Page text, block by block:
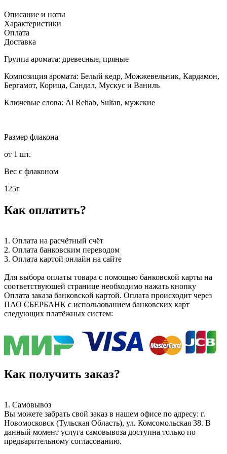
Описание и ноты
Характеристики
Оплата
Доставка
Группа аромата: древесные, пряные
Композиция аромата: Белый кедр, Можжевельник, Кардамон,
Бергамот, Корица, Сандал, Мускус и Ваниль
Ключевые слова: Al Rehab, Sultan, мужские
Размер флакона
от 1 шт.
Вес с флаконом
125г
Как оплатить?
1. Оплата на расчётный счёт
2. Оплата банковским переводом
3. Оплата картой онлайн на сайте
Для выбора оплаты товара с помощью банковской карты на
соответствующей странице необходимо нажать кнопку
Оплата заказа банковской картой. Оплата происходит через
ПАО СБЕРБАНК с использованием банковских карт
следующих платёжных систем:
Как получить заказ?
1. Самовывоз
Вы можете забрать свой заказ в нашем офисе по адресу: г.
Новомосковск (Тульская Область), ул. Комсомольская 38. В
данный момент услуга самовывоза доступна только по
предварительному согласованию.